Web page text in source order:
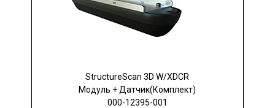
StructureScan 3D W/XDCR
Модуль + Датчик(Комплект)
000-12395-001